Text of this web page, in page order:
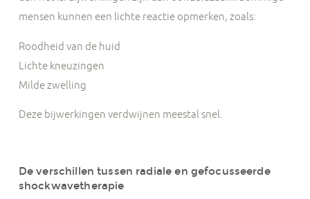
mensen kunnen een lichte reactie opmerken, zoals:
Roodheid van de huid
Lichte kneuzingen
Milde zwelling
Deze bijwerkingen verdwijnen meestal snel.
De verschillen tussen radiale en gefocusseerde
shockwavetherapie